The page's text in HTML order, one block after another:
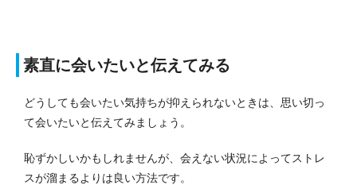
素直に会いたいと伝えてみる
どうしても会いたい気持ちが抑えられないときは、思い切っ
て会いたいと伝えてみましょう。
恥ずかしいかもしれませんが、会えない状況によってストレ
スが溜まるよりは良い方法です。